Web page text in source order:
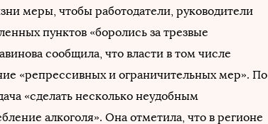
меры, чтобы работодатели, руководители
пунктов «боролись за трезвые
сообщила, что власти в том числе
«репрессивных и ограничительных мер». По
«сделать несколько неудобным
алкоголя». Она отметила, что в регионе